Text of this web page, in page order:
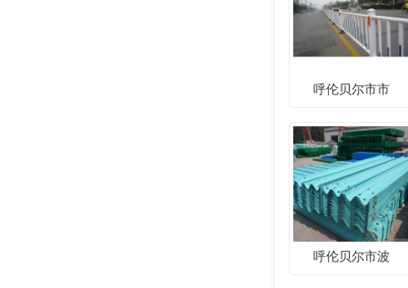
呼伦贝尔市市
呼伦贝尔市波